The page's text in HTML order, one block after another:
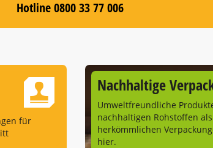
Hotline 0800 33 77 006
für
Nachhaltige
Umweltfreundliche
nachhaltigen Rohstoffen
herkömmlichen
hier.